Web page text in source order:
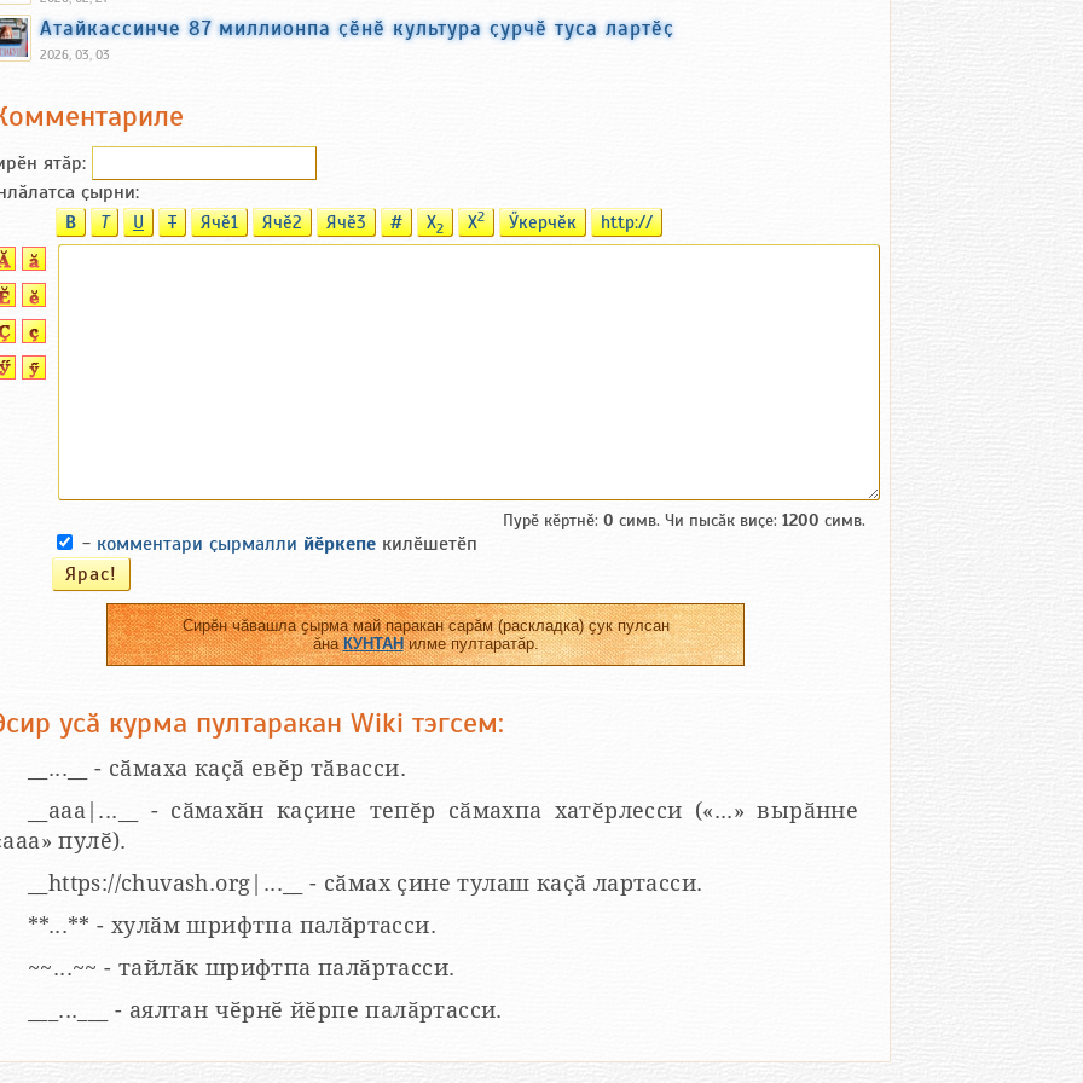
Атайкассинче 87 миллионпа ҫӗнӗ культура ҫурчӗ туса лартӗҫ
2026, 03, 03
ятӑp:
ҫырни:
B T U T Ячӗ1 Ячӗ2 Ячӗ3 # X2 X2 Ӳкерчӗк http://
Пурӗ кӗртнӗ: 0 симв. Чи пысӑк виҫе: 1200 симв.
- комментари ҫырмалли йӗркепе килӗшетӗп
Сирӗн чӑвашла ҫырма май паракан сарӑм (раскладка) ҫук пулсан
ӑнаКУНТАНилме пултаратӑр.
усӑ курма пултаракан Wiki тэгсем:
__...__ - сӑмаха каҫӑ евӗр тӑвасси.
__aaa|...__ - сӑмахӑн каҫине тепӗр сӑмахпа хатӗрлесси («...» вырӑнне
пулӗ).
__https://chuvash.org|...__ - сӑмах ҫине тулаш каҫӑ лартасси.
**...** - хулӑм шрифтпа палӑртасси.
~~...~~ - тайлӑк шрифтпа палӑртасси.
___...___ - аялтан чӗрнӗ йӗрпе палӑртасси.